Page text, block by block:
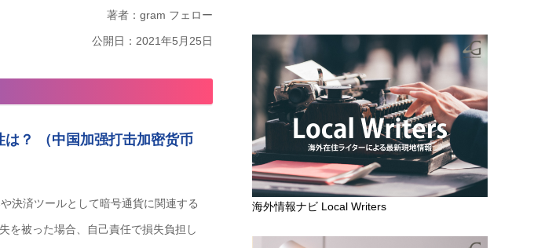
著者：gram フェロー
公開日：2021年5月25日
？ （中国加强打击加密货币
決済ツールとして暗号通貨に関連する
を被った場合、自己責任で損失負担し
海外情報ナビ Local Writers